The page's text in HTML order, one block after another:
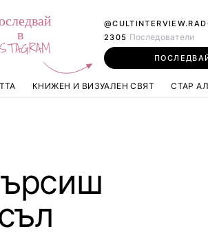
в
2305 Последователи
КНИЖЕН И ВИЗУАЛЕН СВЯТ СТАР